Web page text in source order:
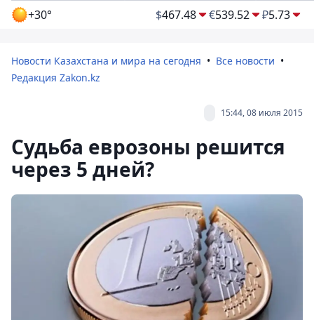
+30° $467.48 €539.52 ₽5.73
Новости Казахстана и мира на сегодня
Все новости
Редакция Zakon.kz
15:44, 08 июля 2015
Судьба еврозоны решится
через 5 дней?